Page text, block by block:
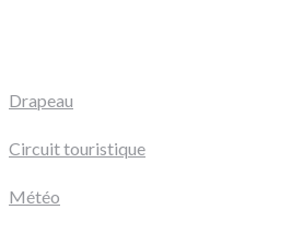
Drapeau
Circuit touristique
Météo